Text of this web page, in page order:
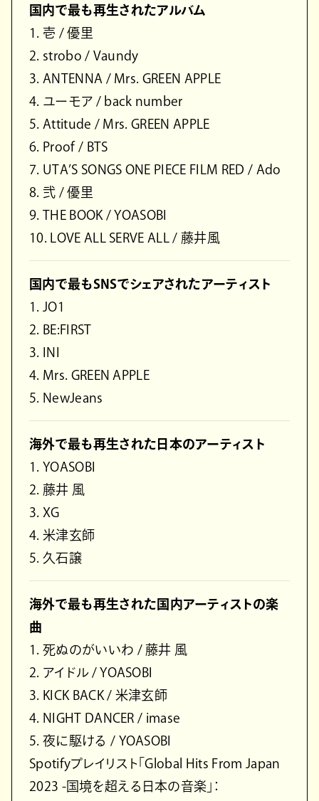
国内で最も再生されたアルバム
1. 壱 / 優里
2. strobo / Vaundy
3. ANTENNA / Mrs. GREEN APPLE
4. ユーモア / back number
5. Attitude / Mrs. GREEN APPLE
6. Proof / BTS
7. UTA’S SONGS ONE PIECE FILM RED / Ado
8. 弐 / 優里
9. THE BOOK / YOASOBI
10. LOVE ALL SERVE ALL / 藤井風
国内で最もSNSでシェアされたアーティスト
1. JO1
2. BE:FIRST
3. INI
4. Mrs. GREEN APPLE
5. NewJeans
海外で最も再生された日本のアーティスト
1. YOASOBI
2. 藤井 風
3. XG
4. 米津玄師
5. 久石譲
海外で最も再生された国内アーティストの楽
曲
1. 死ぬのがいいわ / 藤井 風
2. アイドル / YOASOBI
3. KICK BACK / 米津玄師
4. NIGHT DANCER / imase
5. 夜に駆ける / YOASOBI
Spotifyプレイリスト「Global Hits From Japan
2023 -国境を超える日本の音楽」：